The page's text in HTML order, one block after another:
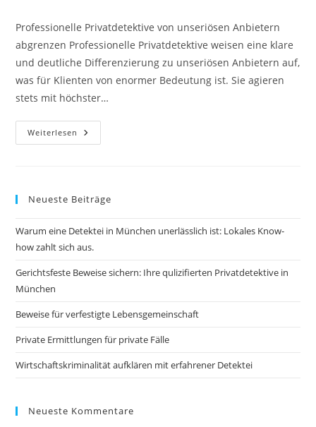
Professionelle Privatdetektive von unseriösen Anbietern
abgrenzen Professionelle Privatdetektive weisen eine klare
und deutliche Differenzierung zu unseriösen Anbietern auf,
was für Klienten von enormer Bedeutung ist. Sie agieren
stets mit höchster…
Weiterlesen Professionelle
Privatdetektive
Neueste Beiträge
Warum eine Detektei in München unerlässlich ist: Lokales Know-
how zahlt sich aus.
Gerichtsfeste Beweise sichern: Ihre qulizifierten Privatdetektive in
München
Beweise für verfestigte Lebensgemeinschaft
Private Ermittlungen für private Fälle
Wirtschaftskriminalität aufklären mit erfahrener Detektei
Neueste Kommentare